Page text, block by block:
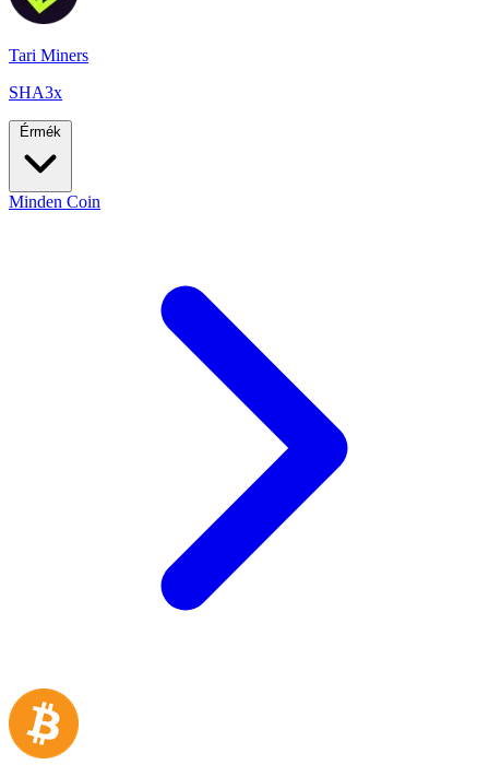
Tari Miners
SHA3x
Érmék
Minden Coin